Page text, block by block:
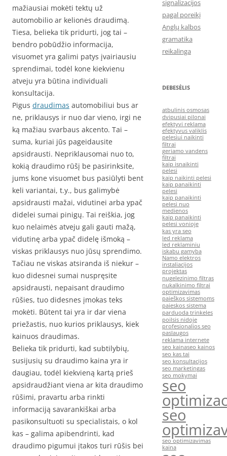
mažiausiai mokėti tektų už
automobilio ar kelionės draudimą.
Tiesa, belieka tik pridurti, jog tai –
bendro pobūdžio informacija,
visuomet yra galimi patys įvairiausiu
sprendimai, todėl kone kiekvienu
atveju yra būtina individuali
konsultacija.
Pigus draudimas automobiliui bus ar
ne, priklausys ir nuo dar vieno, irgi ne
ką mažiau svarbaus akcento. Tai –
suma, kuriai jūs pageidausite
apsidrausti. Nepriklausomai nuo to,
kokią draudimo rūšį be pasirinksite,
jums kone visuomet bus pasiūlyti bent
keli variantai, t.y., bus galimybė
apsidrausti mažai, vidutinei arba ypač
didelei sumai pinigų. Tai reiškia, jog
kuo nelaimės atveju gali gauti mažą,
vidutinę arba ypač didelę išmoką –
viskas priklausys nuo jūsų sprendimo.
Tačiau ne viskas atsiranda iš niekur –
kuo didesnei sumai nuspręsite
apsidrausti, nepaisant draudimo
rūšies, tuo didesnes įmokas teks
mokėti. Būtent tai yra ir dar viena
priežastis, nuo kurios priklausys, kiek
kainuos draudimas.
Belieka tik pridurti, kad subtilybių,
susijusių su draudimo kaina yra ir
daugiau, todėl kiekvieną kartą prieš
apsidraudžiant viena ar kita draudimo
rūšimi, pravartu arba rinkti
informaciją savarankiškai arba
pasikonsultuoti su specialistais, o kol
kas – galima apibendrinti, kad
draudimo pigumui įtakos turi rūšis bei
signalizacijos
pagal poreikį
Anglų kalbos
gramatika
reikalinga
DEBESĖLIS
atbulinis osmosas
dvipusiai pilonai
efektyvi reklama
efektyvus valiklis
pelesiui naikinti
filtrai
geriamo vandens
filtrai
kaip isnaikinti
pelesi
kaip naikinti pelesi
kaip panaikinti
pelesi
kaip panaikinti
pelesi nuo
medienos
kaip panaikinti
pelesi vonioje
kas yra seo
led reklama
led reklaminiu
iskabu gamyba
Namo elektros
instaliacijos
projektas
nugelezinimo filtras
nukalkinimo filtrai
optimizavimas
paieškos sistemoms
paieskos sistema
parduoda trinkeles
poilsis nidoje
profesionalios seo
paslaugos
reklama internete
seo kainaseo kainos
seo kas tai
seo konsultacijos
seo marketingas
seo mokymai
seo
seo
seo optimizavimas
kaina